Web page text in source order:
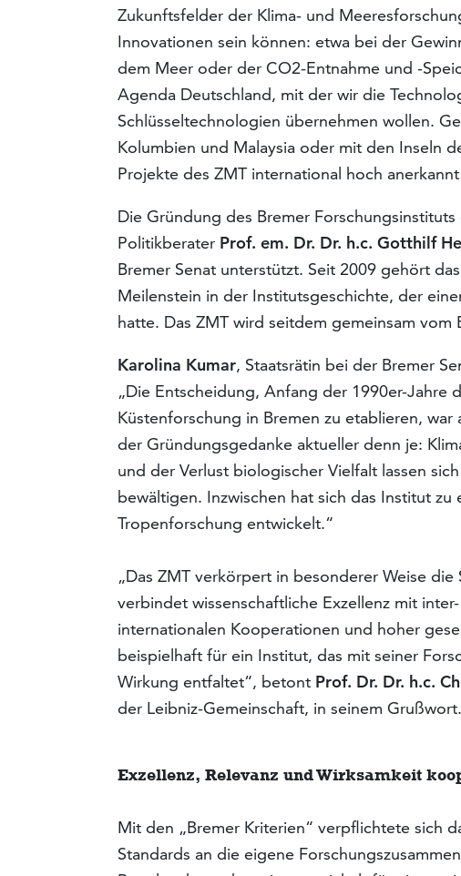
Zukunftsfelder der Klima- und
Innovationen sein können: etwa bei der
dem Meer oder der CO2-Entnahme und -
Agenda Deutschland, mit der wir die
Schlüsseltechnologien übernehmen wollen.
Kolumbien und Malaysia oder mit den Inseln
Projekte des ZMT international hoch
Die Gründung des Bremer
Politikberater Prof. em. Dr. Dr. h.c. Gotthilf
Bremer Senat unterstützt. Seit 2009 gehört
Meilenstein in der Institutsgeschichte, der
hatte. Das ZMT wird seitdem gemeinsam
Karolina Kumar, Staatsrätin bei der Bremer
„Die Entscheidung, Anfang der 1990er-Jahre
Küstenforschung in Bremen zu etablieren,
der Gründungsgedanke aktueller denn je:
und der Verlust biologischer Vielfalt lassen
bewältigen. Inzwischen hat sich das Institut
Tropenforschung entwickelt.“
„Das ZMT verkörpert in besonderer Weise
verbindet wissenschaftliche Exzellenz mit
internationalen Kooperationen und hoher
beispielhaft für ein Institut, das mit seiner
Wirkung entfaltet“, betont Prof. Dr. Dr. h.c.
der Leibniz-Gemeinschaft, in seinem Grußwort.
Exzellenz, Relevanz und Wirksamkeit
Mit den „Bremer Kriterien“ verpflichtete sich
Standards an die eigene